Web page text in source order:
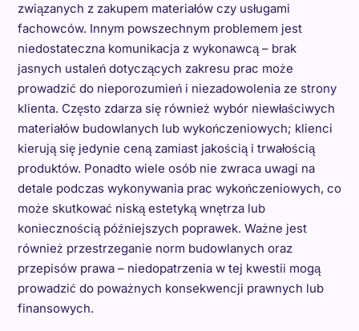
związanych z zakupem materiałów czy usługami
fachowców. Innym powszechnym problemem jest
niedostateczna komunikacja z wykonawcą – brak
jasnych ustaleń dotyczących zakresu prac może
prowadzić do nieporozumień i niezadowolenia ze strony
klienta. Często zdarza się również wybór niewłaściwych
materiałów budowlanych lub wykończeniowych; klienci
kierują się jedynie ceną zamiast jakością i trwałością
produktów. Ponadto wiele osób nie zwraca uwagi na
detale podczas wykonywania prac wykończeniowych, co
może skutkować niską estetyką wnętrza lub
koniecznością późniejszych poprawek. Ważne jest
również przestrzeganie norm budowlanych oraz
przepisów prawa – niedopatrzenia w tej kwestii mogą
prowadzić do poważnych konsekwencji prawnych lub
finansowych.